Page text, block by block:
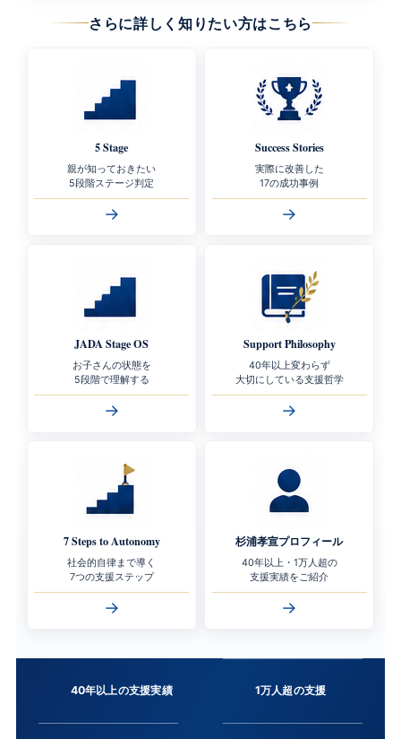
さらに詳しく知りたい方はこちら
5 Stage
親が知っておきたい
5段階ステージ判定
→
Success Stories
実際に改善した
17の成功事例
→
JADA Stage OS
お子さんの状態を
5段階で理解する
→
Support Philosophy
40年以上変わらず
大切にしている支援哲学
→
7 Steps to Autonomy
社会的自律まで導く
7つの支援ステップ
→
杉浦孝宣プロフィール
40年以上・1万人超の
支援実績をご紹介
→
40年以上の支援実績 1万人超の支援